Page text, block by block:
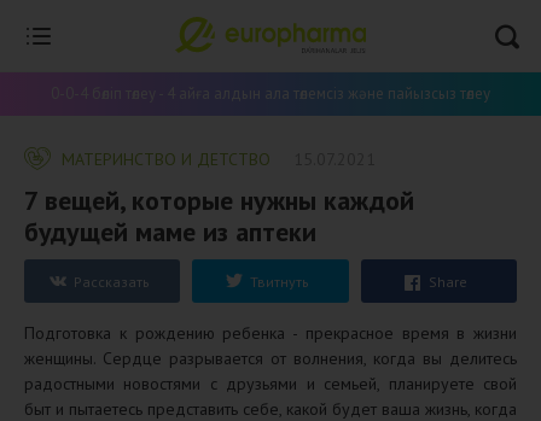
0-0-4 бөліп төлеу - 4 айға алдын ала төлемсіз және пайызсыз төлеу
МАТЕРИНСТВО И ДЕТСТВО
​7 вещей, которые нужны каждой
будущей маме из аптеки
Рассказать Твитнуть Share
Подготовка к рождению ребенка - прекрасное время в жизни
женщины. Сердце разрывается от волнения, когда вы делитесь
радостными новостями с друзьями и семьей, планируете свой
быт и пытаетесь представить себе, какой будет ваша жизнь, когда